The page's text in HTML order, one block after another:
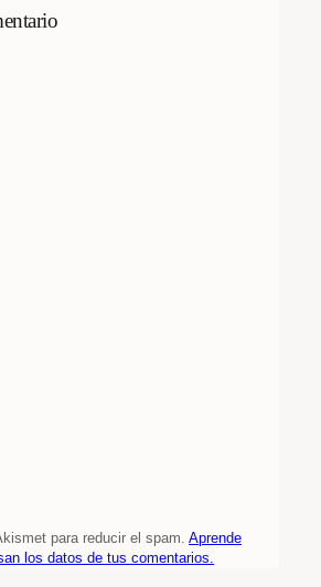
para reducir el spam. Aprende
los datos de tus comentarios.